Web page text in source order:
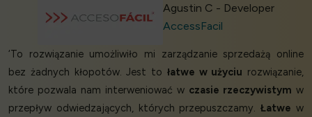
Agustin C - Developer
AccessFacil
‘To rozwiązanie umożliwiło mi zarządzanie sprzedażą online
bez żadnych kłopotów. Jest to łatwe w użyciu rozwiązanie,
które pozwala nam interweniować w czasie rzeczywistym w
przepływ odwiedzających, których przepuszczamy.Łatwe w